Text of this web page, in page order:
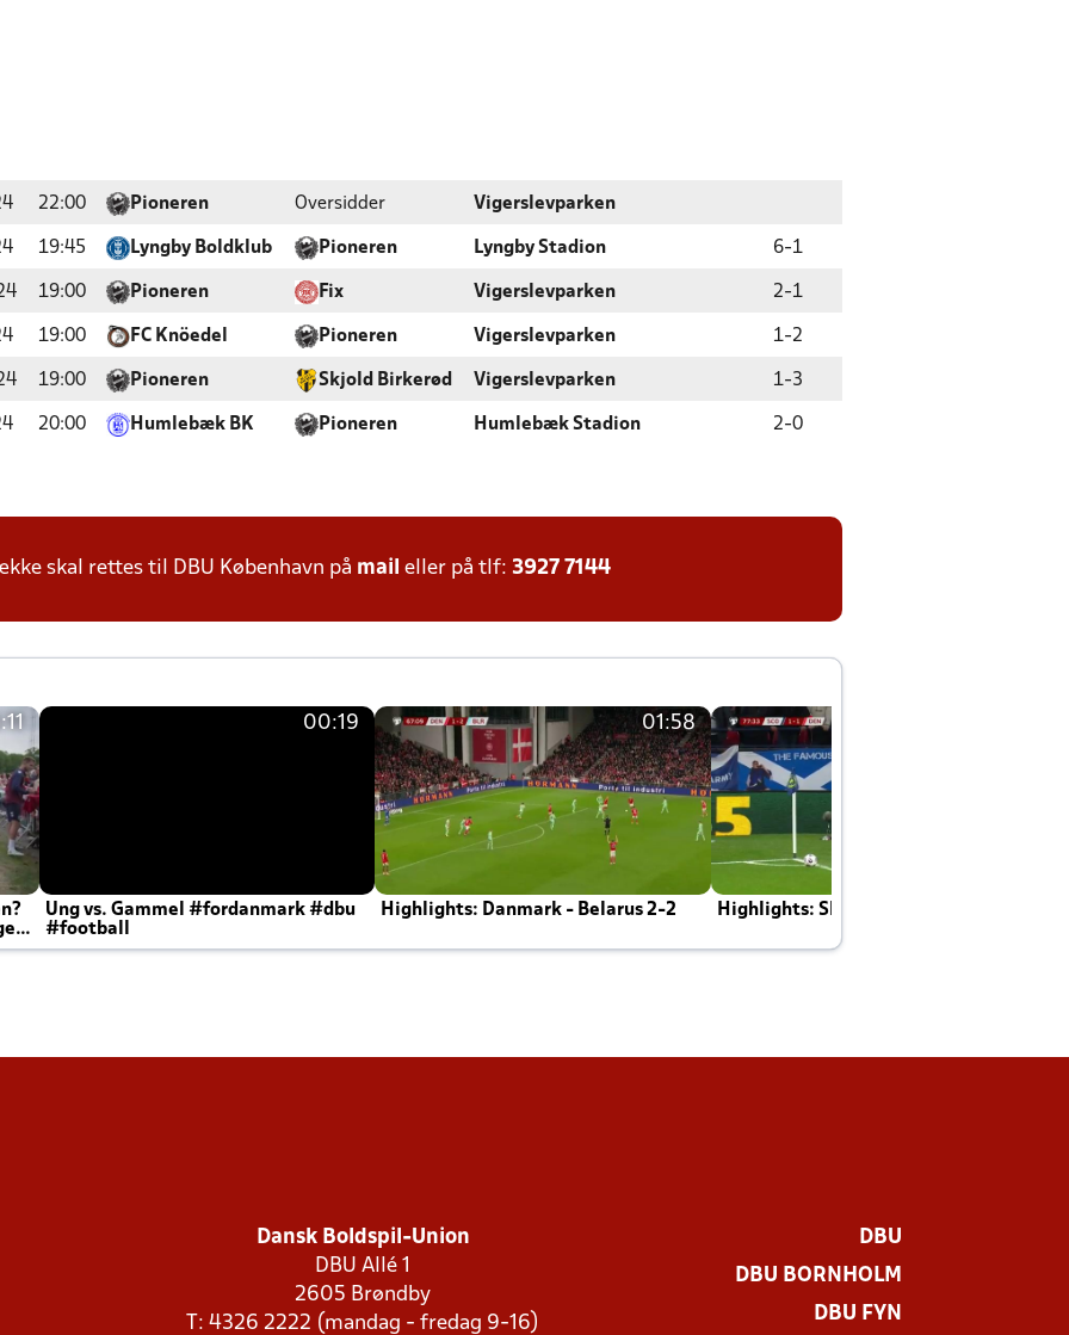
22:00 Pioneren Oversidder Vigerslevparken
19:45 Lyngby Boldklub Pioneren Lyngby Stadion 6-1
19:00 Pioneren Fix Vigerslevparken 2-1
19:00 FC Knöedel Pioneren Vigerslevparken 1-2
19:00 Pioneren Skjold Birkerød Vigerslevparken 1-3
20:00 Humlebæk BK Pioneren Humlebæk Stadion 2-0
skal rettes til DBU København på mail eller på tlf: 3927 7144
00:19
Ung vs. Gammel #fordanmark #dbu
#football
01:58
Highlights: Danmark - Belarus 2-2 Highlights: Skotland - Danmark 4-2
Dansk Boldspil-Union
DBU Allé 1
2605 Brøndby
T: 4326 2222 (mandag - fredag 9-16)
DBU
DBU BORNHOLM
DBU FYN